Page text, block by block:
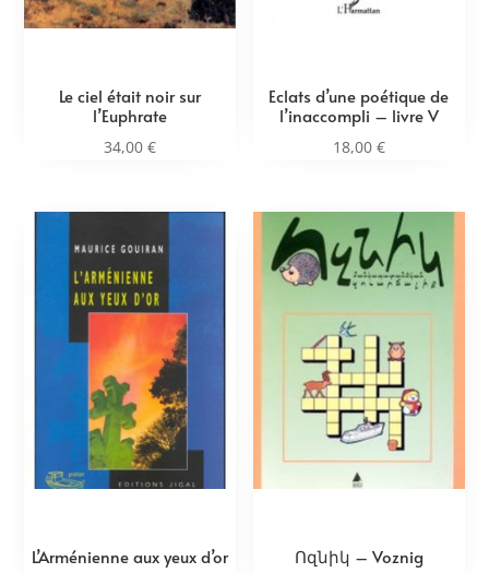
Le ciel était noir sur
l’Euphrate
34,00€
Eclats d’une poétique de
l’inaccompli – livre V
18,00 €
L’Arménienne aux yeux d’or Ոզնիկ – Voznig